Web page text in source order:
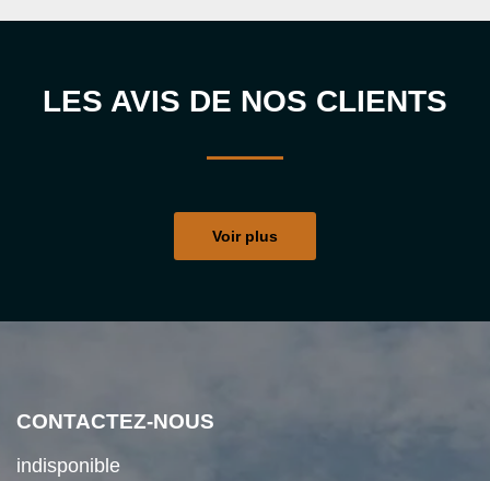
LES AVIS DE NOS CLIENTS
Voir plus
CONTACTEZ-NOUS
indisponible